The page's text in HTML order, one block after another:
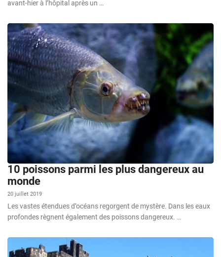
avant-hier à l’hôpital après un …
10 poissons parmi les plus dangereux au
monde
20 juillet 2019
Les vastes étendues d’océans regorgent de mystère. Dans les eaux
profondes règnent également des poissons dangereux. …